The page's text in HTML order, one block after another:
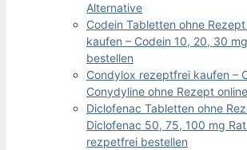
Alternative
Codein Tabletten ohne
kaufen – Codein 10, 20, 30
bestellen
Condylox rezeptfrei kaufen –
Conydyline ohne Rezept
Diclofenac Tabletten ohne
Diclofenac 50, 75, 100 mg
rezpetfrei bestellen